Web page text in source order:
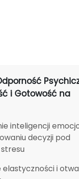
i Gotowość na
inteligencji
decyzji pod
elastyczności i